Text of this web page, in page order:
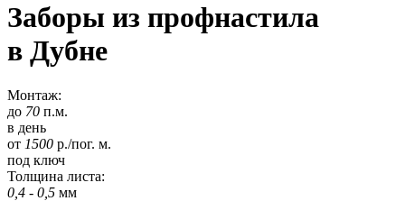
Заборы из профнастила
в Дубне
Монтаж:
до 70 п.м.
в день
от 1500 р./пог. м.
под ключ
Толщина листа:
0,4 - 0,5 мм